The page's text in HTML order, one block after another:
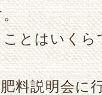
。
とはいく
料説明会に